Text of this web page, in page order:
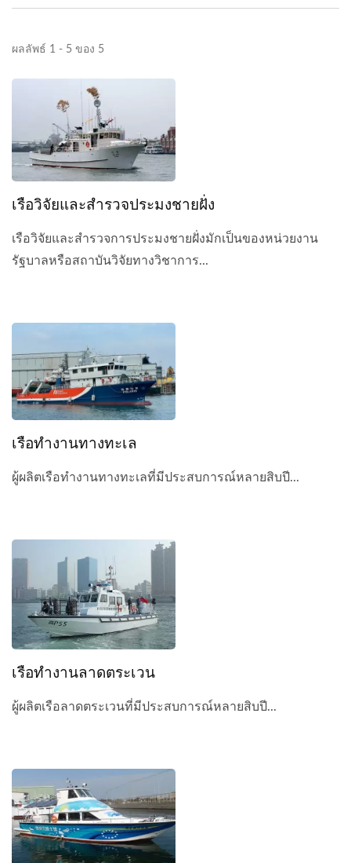
ผลลัพธ์ 1 - 5 ของ 5
เรือวิจัยและสำรวจประมงชายฝั่ง
เรือวิจัยและสำรวจการประมงชายฝั่งมักเป็นของหน่วยงาน
รัฐบาลหรือสถาบันวิจัยทางวิชาการ...
เรือทำงานทางทะเล
ผู้ผลิตเรือทำงานทางทะเลที่มีประสบการณ์หลายสิบปี...
เรือทำงานลาดตระเวน
ผู้ผลิตเรือลาดตระเวนที่มีประสบการณ์หลายสิบปี...